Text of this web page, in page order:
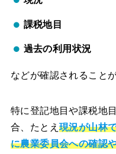
課税地目
過去の利用状況
などが確認されること
特に登記地目や課税地
合、たとえ 現況が山林
に農業委員会への確認